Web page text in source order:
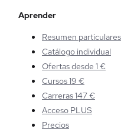
Aprender
Resumen particulares
Catálogo individual
Ofertas desde 1 €
Cursos 19 €
Carreras 147 €
Acceso PLUS
Precios